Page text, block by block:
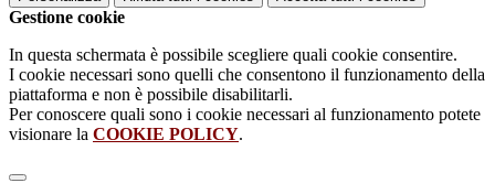
Gestione cookie
In questa schermata è possibile scegliere quali cookie consentire.
I cookie necessari sono quelli che consentono il funzionamento della
piattaforma e non è possibile disabilitarli.
Per conoscere quali sono i cookie necessari al funzionamento potete
visionare la COOKIE POLICY.